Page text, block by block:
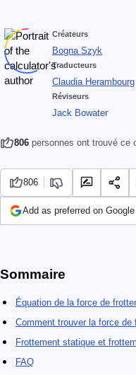
Créateurs
Bogna Szyk
Traducteurs
Claudia Herambourg
Réviseurs
Jack Bowater
806 personnes ont trouvé ce
806
Add as preferred on Google
Sommaire
Équation de la force de
Comment trouver la force de
Frottement statique et
FAQ